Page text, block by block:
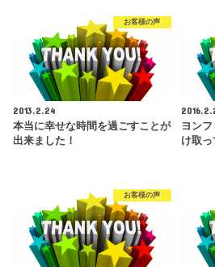
お客様の声
2013.2.24
本当に幸せな時間を過ごすことが
出来ました！
ヨン
け取っ
お客様の声